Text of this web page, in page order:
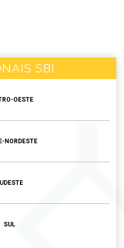
SBI
OESTE
NORDESTE
SUL